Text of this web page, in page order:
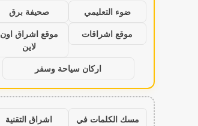
ضوء التعليمي
صحيفة برق
موقع اشراقات
موقع اشراق اون
لاين
اركان سياحة وسفر
مسك الكلمات في
اشراق التقنية